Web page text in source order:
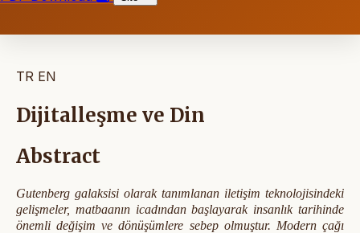
TR EN
Dijitalleşme ve Din
Abstract
Gutenberg galaksisi olarak tanımlanan iletişim teknolojisindeki
gelişmeler, matbaanın icadından başlayarak insanlık tarihinde
önemli değişim ve dönüşümlere sebep olmuştur. Modern çağı